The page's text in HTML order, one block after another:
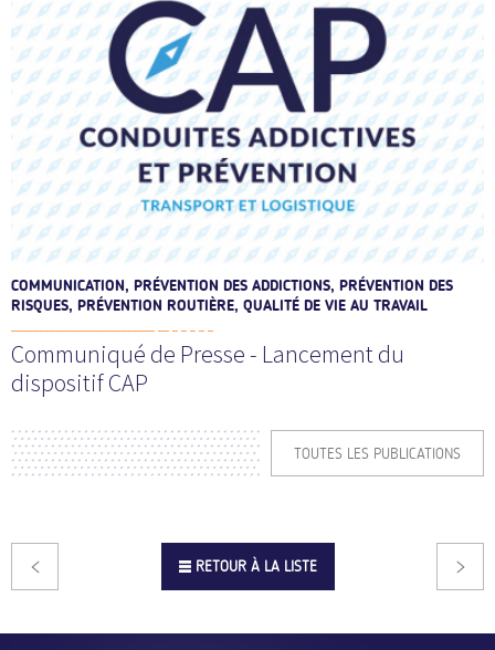
COMMUNICATION, PRÉVENTION DES ADDICTIONS, PRÉVENTION DES
RISQUES, PRÉVENTION ROUTIÈRE, QUALITÉ DE VIE AU TRAVAIL
Communiqué de Presse - Lancement du
dispositif CAP
TOUTES LES PUBLICATIONS
RETOUR À LA LISTE